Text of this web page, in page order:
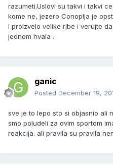
razumeti.Uslovi su takvi i takvi
kome ne, jezero Conoplja je
i proizvelo velike ribe i verujte
jednom hvala .
ganic
Posted December 19,
sve je to lepo sto si objasnio ali
smo poludeli za ovim sportom
reakcija. ali pravila su pravila